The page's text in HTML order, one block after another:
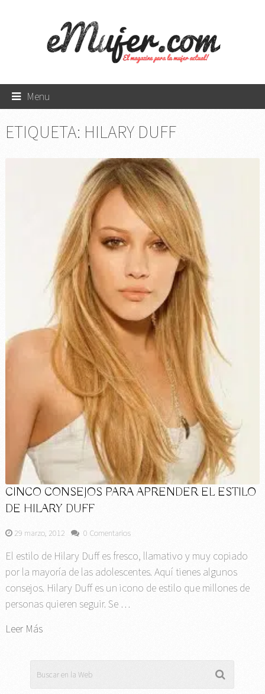
Menu
ETIQUETA: HILARY DUFF
CINCO CONSEJOS PARA APRENDER EL ESTILO
DE HILARY DUFF
29 marzo, 2012 0 Comentarios
El estilo de Hilary Duff es fresco, llamativo y muy copiado
por la mayoría de las adolescentes. Aquí tienes algunos
consejos. Hilary Duff es un icono de estilo que millones de
personas quieren seguir. Se …
Leer Más